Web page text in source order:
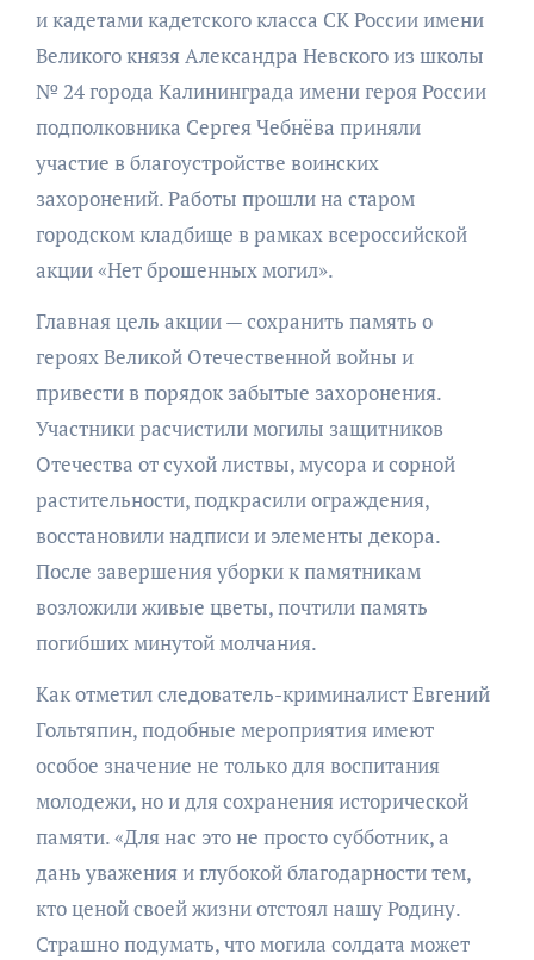
и кадетами кадетского класса СК России имени
Великого князя Александра Невского из школы
№ 24 города Калининграда имени героя России
подполковника Сергея Чебнёва приняли
участие в благоустройстве воинских
захоронений. Работы прошли на старом
городском кладбище в рамках всероссийской
акции «Нет брошенных могил».
Главная цель акции — сохранить память о
героях Великой Отечественной войны и
привести в порядок забытые захоронения.
Участники расчистили могилы защитников
Отечества от сухой листвы, мусора и сорной
растительности, подкрасили ограждения,
восстановили надписи и элементы декора.
После завершения уборки к памятникам
возложили живые цветы, почтили память
погибших минутой молчания.
Как отметил следователь-криминалист Евгений
Гольтяпин, подобные мероприятия имеют
особое значение не только для воспитания
молодежи, но и для сохранения исторической
памяти. «Для нас это не просто субботник, а
дань уважения и глубокой благодарности тем,
кто ценой своей жизни отстоял нашу Родину.
Страшно подумать, что могила солдата может